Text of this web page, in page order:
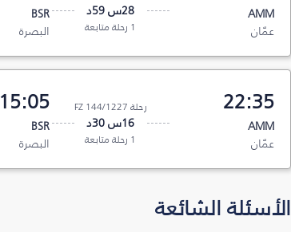
AMM
عمّان
28س 59د
1 رحلة متابعة
BSR
البصرة‎
22:35
AMM
عمّان
رحلة FZ 144/1227
16س 30د
1 رحلة متابعة
15:05
BSR
البصرة‎
الأسئلة الشائعة